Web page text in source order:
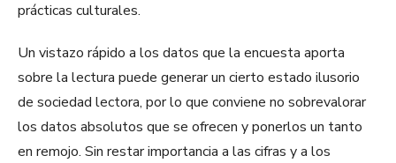
prácticas culturales.
Un vistazo rápido a los datos que la encuesta aporta
sobre la lectura puede generar un cierto estado ilusorio
de sociedad lectora, por lo que conviene no sobrevalorar
los datos absolutos que se ofrecen y ponerlos un tanto
en remojo. Sin restar importancia a las cifras y a los